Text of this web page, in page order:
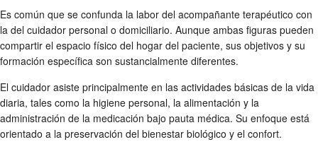
Es común que se confunda la labor del acompañante terapéutico con
la del cuidador personal o domiciliario. Aunque ambas figuras pueden
compartir el espacio físico del hogar del paciente, sus objetivos y su
formación específica son sustancialmente diferentes.
El cuidador asiste principalmente en las actividades básicas de la vida
diaria, tales como la higiene personal, la alimentación y la
administración de la medicación bajo pauta médica. Su enfoque está
orientado a la preservación del bienestar biológico y el confort.